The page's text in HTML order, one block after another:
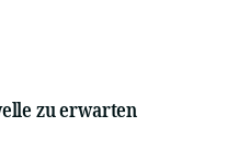
zu erwarten